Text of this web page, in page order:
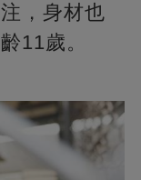
，身材也
11歲。